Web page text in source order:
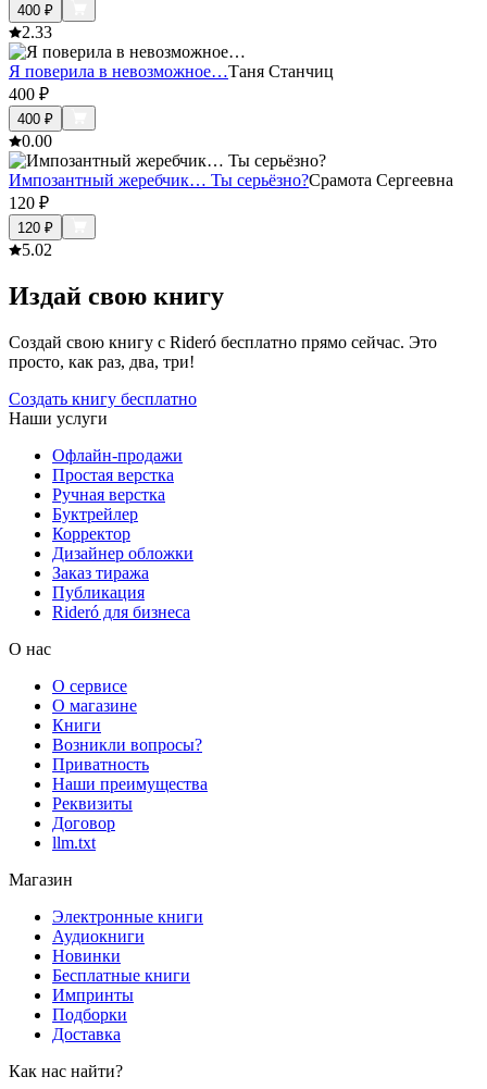
400 ₽
2.33
Я поверила в невозможное…Таня Станчиц
400 ₽
400 ₽
0.00
Импозантный жеребчик… Ты серьёзно?Срамота Сергеевна
120 ₽
120 ₽
5.02
Издай свою книгу
Создай свою книгу с Rideró бесплатно прямо сейчас. Это
просто, как раз, два, три!
Создать книгу бесплатно
Наши услуги
Офлайн-продажи
Простая верстка
Ручная верстка
Буктрейлер
Корректор
Дизайнер обложки
Заказ тиража
Публикация
Rideró для бизнеса
О нас
О сервисе
О магазине
Книги
Возникли вопросы?
Приватность
Наши преимущества
Реквизиты
Договор
llm.txt
Магазин
Электронные книги
Аудиокниги
Новинки
Бесплатные книги
Импринты
Подборки
Доставка
Как нас найти?